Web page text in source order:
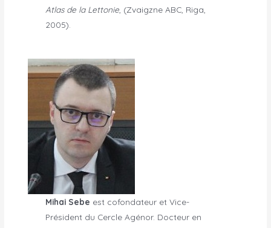
Atlas de la Lettonie, (Zvaigzne ABC, Riga,
2005).
Mihai Sebe est cofondateur et Vice-
Président du Cercle Agénor. Docteur en